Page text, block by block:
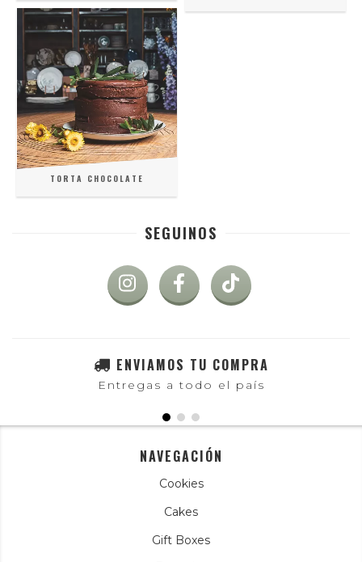
TORTA CHOCOLATE
SEGUINOS
ENVIAMOS TU COMPRA
Entregas a todo el país
NAVEGACIÓN
Cookies
Cakes
Gift Boxes